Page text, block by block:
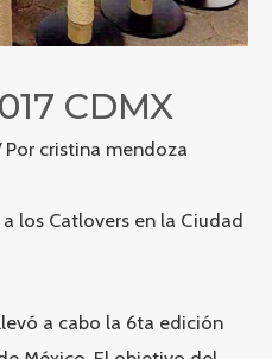
CDMX
Por cristina mendoza
los Catlovers en la Ciudad
a cabo la 6ta edición